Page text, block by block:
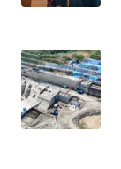
TAPANULI
WN
SAMOSIR